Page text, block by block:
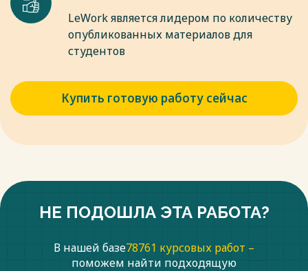
II. Учебная и монографическая литература:
9 Абраева Ж.Е. Особый порядок принятия судебного
решения при согласии обвиняемого с предъявленным ему
(59). - С. 615-616.
10 Антилогова М.А. Основания и условия применения
особого порядка судебного разбирательства при согласии
науки. – 2022. – Т. 2. – № 9(54). – С. 47-52.
LeWork является лидером по количеству
опубликованных материалов для
студентов
Купить готовую работу сейчас
НЕ ПОДОШЛА ЭТА РАБОТА?
В нашей базе78761 курсовых работ –
поможем найти подходящую